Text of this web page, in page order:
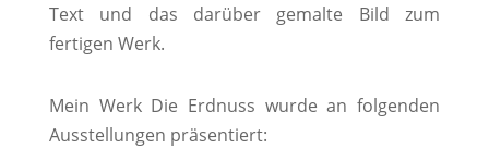
Text und das darüber gemalte Bild zum
fertigen Werk.
Mein Werk Die Erdnuss wurde an folgenden
Ausstellungen präsentiert: